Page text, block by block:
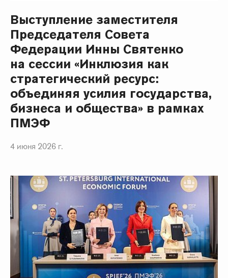
Выступление заместителя
Председателя Совета
Федерации Инны Святенко
на сессии «Инклюзия как
стратегический ресурс:
объединяя усилия государства,
бизнеса и общества» в рамках
ПМЭФ
4 июня 2026 г.